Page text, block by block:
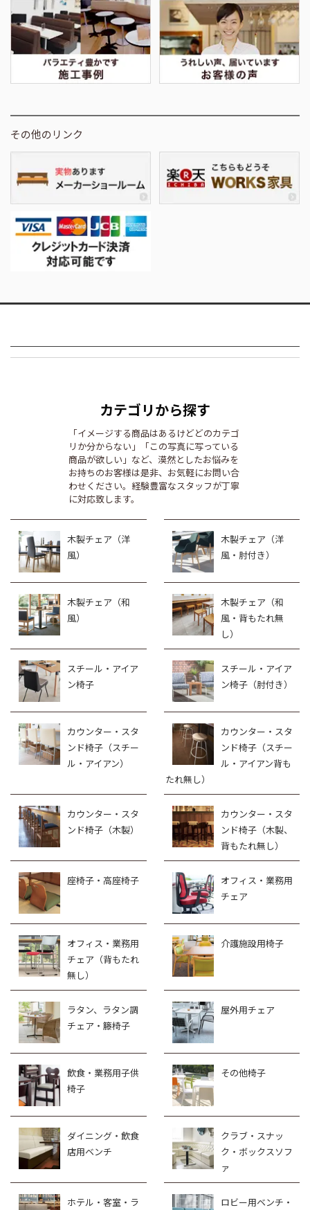
その他のリンク
カテゴリから探す
「イメージする商品はあるけどどのカテゴ
リか分からない」「この写真に写っている
商品が欲しい」など、漠然としたお悩みを
お持ちのお客様は是非、お気軽にお問い合
わせください。経験豊富なスタッフが丁寧
に対応致します。
木製チェア（洋
風）
木製チェア（洋
風・肘付き）
木製チェア（和
風）
木製チェア（和
風・背もたれ無
し）
スチール・アイア
ン椅子
スチール・アイア
ン椅子（肘付き）
カウンター・スタ
ンド椅子（スチー
ル・アイアン）
カウンター・スタ
ンド椅子（スチー
ル・アイアン背も
たれ無し）
カウンター・スタ
ンド椅子（木製）
カウンター・スタ
ンド椅子（木製、
背もたれ無し）
座椅子・高座椅子
オフィス・業務用
チェア
オフィス・業務用
チェア（背もたれ
無し）
介護施設用椅子
ラタン、ラタン調
チェア・籐椅子
屋外用チェア
飲食・業務用子供
椅子
その他椅子
ダイニング・飲食
店用ベンチ
クラブ・スナッ
ク・ボックスソフ
ァ
ホテル・客室・ラ
ロビー用ベンチ・